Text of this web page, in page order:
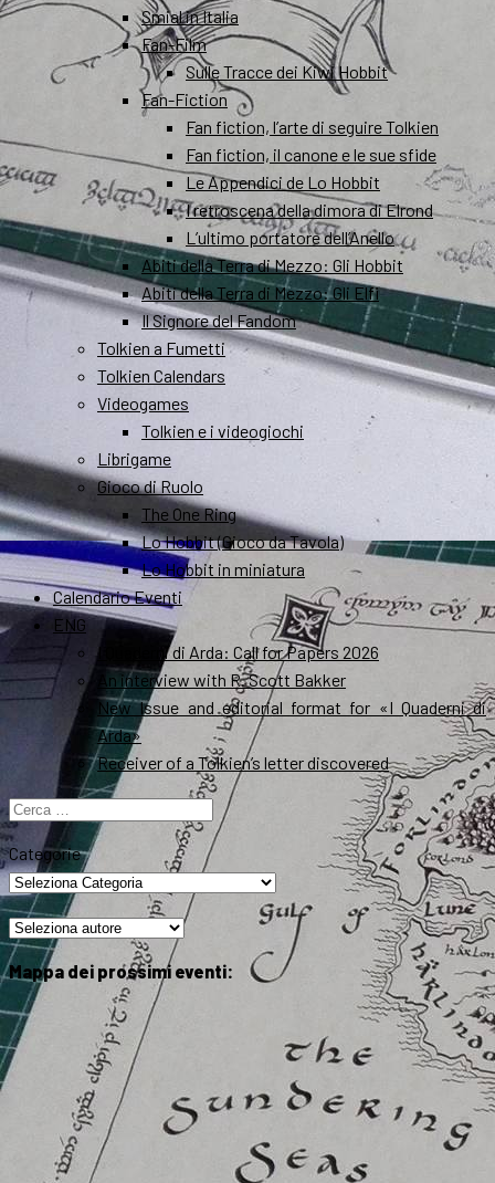
Smial in Italia
Fan-Film
Sulle Tracce dei Kiwi Hobbit
Fan-Fiction
Fan fiction, l’arte di seguire Tolkien
Fan fiction, il canone e le sue sfide
Le Appendici de Lo Hobbit
I retroscena della dimora di Elrond
L’ultimo portatore dell’Anello
Abiti della Terra di Mezzo: Gli Hobbit
Abiti della Terra di Mezzo: Gli Elfi
Il Signore del Fandom
Tolkien a Fumetti
Tolkien Calendars
Videogames
Tolkien e i videogiochi
Librigame
Gioco di Ruolo
The One Ring
Lo Hobbit (Gioco da Tavola)
Lo Hobbit in miniatura
Calendario Eventi
ENG
I Quaderni di Arda: Call for Papers 2026
An interview with R. Scott Bakker
New Issue and editorial format for «I Quaderni di
Arda»
Receiver of a Tolkien’s letter discovered
Ricerca
per:
Categorie
Mappa dei prossimi eventi: